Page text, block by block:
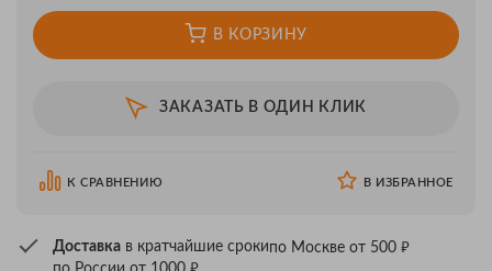
В КОРЗИНУ
ЗАКАЗАТЬ В ОДИН КЛИК
К СРАВНЕНИЮ В ИЗБРАННОЕ
Доставка в кратчайшие срокипо Москве от 500 ₽